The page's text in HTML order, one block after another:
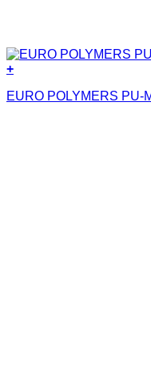
+
EURO POLYMERS PU-